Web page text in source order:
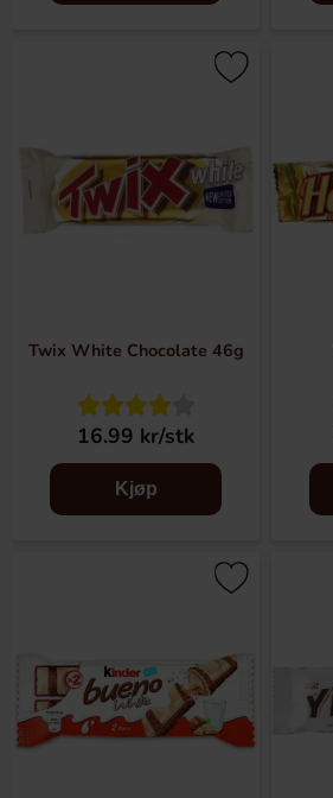
Twix White Chocolate 46g
16.99 kr/stk
Kjøp